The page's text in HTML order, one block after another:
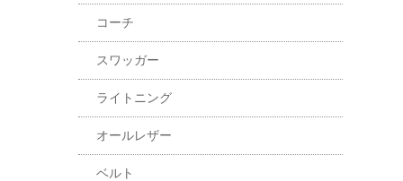
コーチ
スワッガー
ライトニング
オールレザー
ベルト